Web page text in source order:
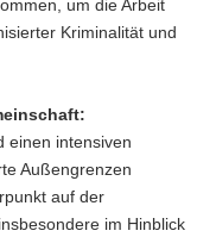
um die Arbeit
Kriminalität und
:
einen intensiven
Außengrenzen
auf der
im Hinblick